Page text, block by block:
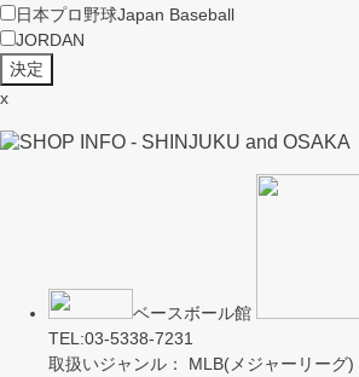
日本プロ野球Japan Baseball
JORDAN
x
ベースボール館
TEL:03-5338-7231
取扱いジャンル： MLB(メジャーリー